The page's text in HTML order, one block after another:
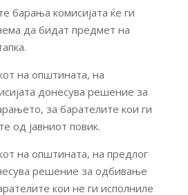
барања комисијата ќе ги
да бидат предмет на
на општината, на
донесува решение за
за барателите кои ги
од јавниот повик.
на општината, на предлог
решение за одбивање
кои не ги исполниле